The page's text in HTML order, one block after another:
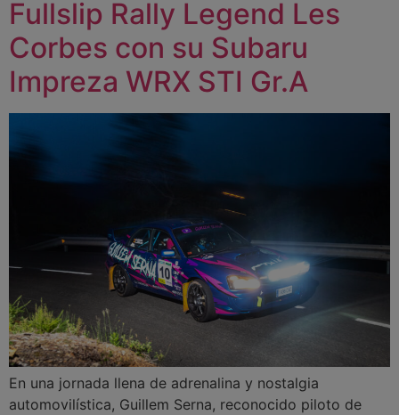
Fullslip Rally Legend Les
Corbes con su Subaru
Impreza WRX STI Gr.A
En una jornada llena de adrenalina y nostalgia
automovilística, Guillem Serna, reconocido piloto de